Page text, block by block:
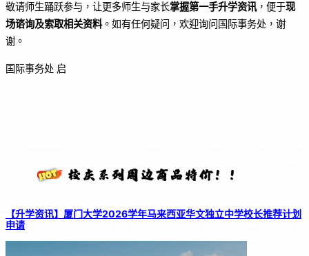
敬请师生踊跃参与，让更多师生与家长掌握第一手升学资讯，便于现
场谘询及索取相关资料。如有任何疑问，欢迎询问国际事务处，谢
谢。
国际事务处 启
【升学资讯】厦门大学2026学年马来西亚华文独立中学校长推荐计划
申请